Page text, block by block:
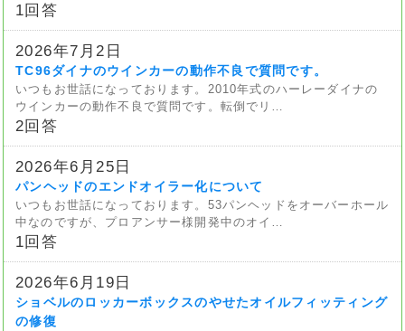
1回答
2026年7月2日
TC96ダイナのウインカーの動作不良で質問です。
いつもお世話になっております。2010年式のハーレーダイナの
ウインカーの動作不良で質問です。転倒でリ…
2回答
2026年6月25日
パンヘッドのエンドオイラー化について
いつもお世話になっております。53パンヘッドをオーバーホール
中なのですが、プロアンサー様開発中のオイ…
1回答
2026年6月19日
ショベルのロッカーボックスのやせたオイルフィッティング
の修復